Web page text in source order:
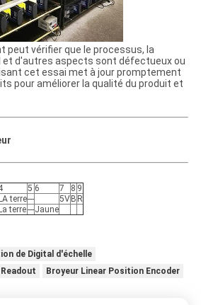
peut vérifier que le processus, la
et d'autres aspects sont défectueux ou
cet essai met à jour promptement
pour améliorer la qualité du produit et
5 6 7 8 9
LA terre--- 5V B R
La terre---Jaune
de Digital d'échelle
Broyeur Linear Position Encoder